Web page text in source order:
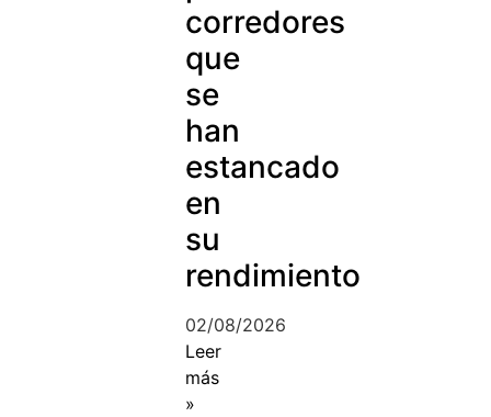
corredores
que
se
han
estancado
en
su
rendimiento
02/08/2026
Leer
más
»